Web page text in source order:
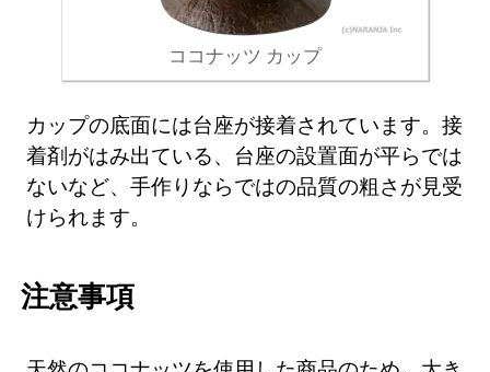
ココナッツ カップ
カップの底面には台座が接着されています。接
着剤がはみ出ている、台座の設置面が平らでは
ないなど、手作りならではの品質の粗さが見受
けられます。
注意事項